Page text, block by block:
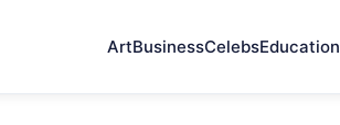
ArtBusinessCelebsEducation